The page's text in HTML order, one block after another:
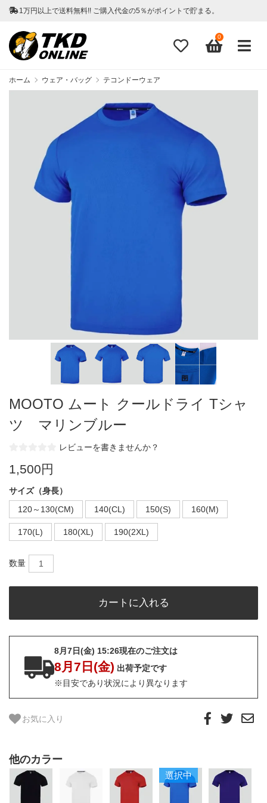
1万円以上で送料無料!! ご購入代金の5％がポイントで貯まる。
0
ホーム ウェア・バッグ テコンドーウェア
MOOTO ムート クールドライ Tシャ
ツ マリンブルー
レビューを書きませんか？
1,500円
サイズ（身長）
120～130(CM)
140(CL) 150(S) 160(M)
170(L) 180(XL) 190(2XL)
数量
8月7日(金) 15:26現在のご注文は
8月7日(金) 出荷予定です
※目安であり状況により異なります
お気に入り
他のカラー
選択中